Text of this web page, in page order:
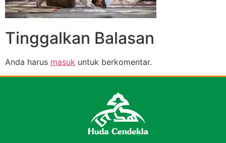
Tinggalkan Balasan
Anda harus masuk untuk berkomentar.